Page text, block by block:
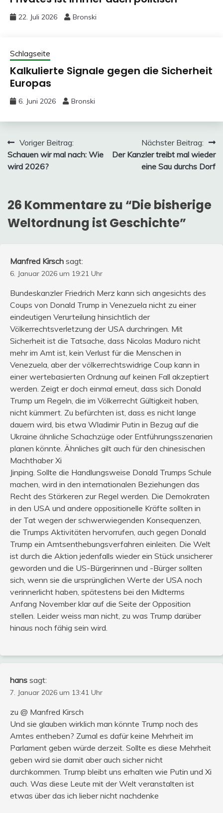
22. Juli 2026 Bronski
Schlagseite
Kalkulierte Signale gegen die Sicherheit
Europas
6. Juni 2026 Bronski
Beitragsnavigation
Voriger Beitrag:
Schauen wir mal nach: Wie
wird 2026?
Nächster Beitrag:
Der Kanzler treibt mal wieder
eine Sau durchs Dorf
26 Kommentare zu “Die bisherige
Weltordnung ist Geschichte”
Manfred Kirsch sagt:
6. Januar 2026 um 19:21 Uhr
Bundeskanzler Friedrich Merz kann sich angesichts des
Coups von Donald Trump in Venezuela nicht zu einer
eindeutigen Verurteilung hinsichtlich der
Völkerrechtsverletzung der USA durchringen. Mit
Sicherheit ist die Tatsache, dass Nicolas Maduro nicht
mehr im Amt ist, kein Verlust für die Menschen in
Venezuela, aber der völkerrechtswidrige Coup kann in
einer wertebasierten Ordnung auf keinen Fall akzeptiert
werden. Zeigt er doch einmal erneut, dass sich Donald
Trump um Regeln, die im Völkerrecht Gültigkeit haben,
nicht kümmert. Zu befürchten ist, dass es nicht lange
dauern wird, bis etwa Wladimir Putin in Bezug auf die
Ukraine ähnliche Schachzüge oder Entführungsszenarien
planen könnte. Ähnliches gilt auch für den chinesischen
Machthaber Xi
Jinping. Sollte die Handlungsweise Donald Trumps Schule
machen, wird in den internationalen Beziehungen das
Recht des Stärkeren zur Regel werden. Die Demokraten
in den USA und andere oppositionelle Kräfte sollten in
der Tat wegen der schwerwiegenden Konsequenzen,
die Trumps Aktivitäten hervorrufen, auch gegen Donald
Trump ein Amtsenthebungsverfahren einleiten. Die Welt
ist durch die Aktion jedenfalls wieder ein Stück unsicherer
geworden und die US-Bürgerinnen und -Bürger sollten
sich, wenn sie die ursprünglichen Werte der USA noch
verinnerlicht haben, spätestens bei den Midterms
Anfang November klar auf die Seite der Opposition
stellen. Leider weiss man nicht, zu was Trump darüber
hinaus noch fähig sein wird.
hans sagt:
7. Januar 2026 um 13:41 Uhr
zu @ Manfred Kirsch
Und sie glauben wirklich man könnte Trump noch des
Amtes entheben? Zumal es dafür keine Mehrheit im
Parlament geben würde derzeit. Sollte es diese Mehrheit
geben wird sie damit aber auch sicher nicht
durchkommen. Trump bleibt uns erhalten wie Putin und Xi
auch. Was diese Leute mit der Welt veranstalten ist
etwas über das ich lieber nicht nachdenke